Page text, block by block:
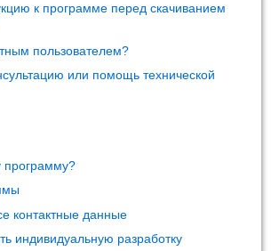
к программе перед скачиванием
пользователем?
или помощь технической
программу?
контактные данные
индивидуальную разработку